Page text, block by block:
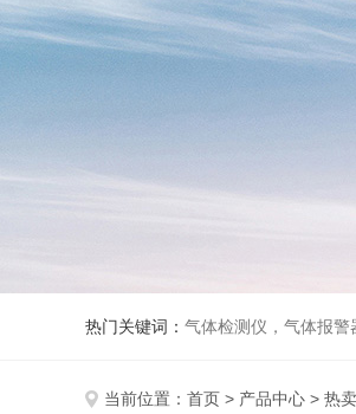
热门关键词： 气体检测仪，气体报
当前位置： 首页 > 产品中心 > 热